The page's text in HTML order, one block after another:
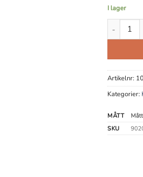
I lager
Artikelnr:
Kategorier:
MÅTT
SKU